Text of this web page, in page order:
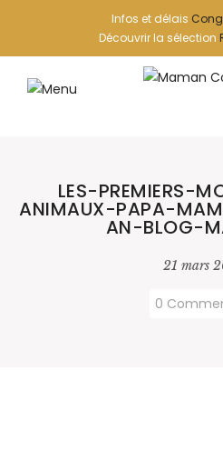
Infos et délais
Découvrir la sélection
LES-PREMIERS-
ANIMAUX-PAPA-
AN-BLOG-
21 mars
0